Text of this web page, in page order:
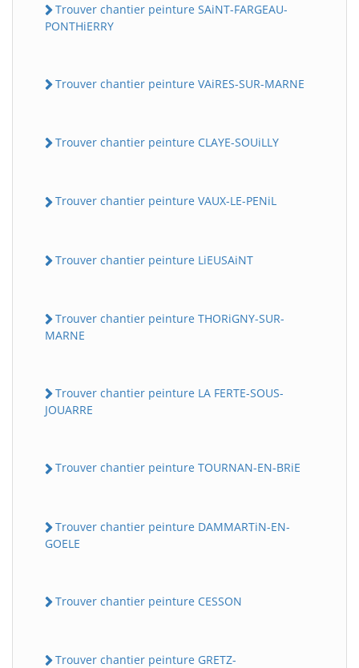
Trouver chantier peinture SAiNT-FARGEAU-
PONTHiERRY
Trouver chantier peinture VAiRES-SUR-MARNE
Trouver chantier peinture CLAYE-SOUiLLY
Trouver chantier peinture VAUX-LE-PENiL
Trouver chantier peinture LiEUSAiNT
Trouver chantier peinture THORiGNY-SUR-
MARNE
Trouver chantier peinture LA FERTE-SOUS-
JOUARRE
Trouver chantier peinture TOURNAN-EN-BRiE
Trouver chantier peinture DAMMARTiN-EN-
GOELE
Trouver chantier peinture CESSON
Trouver chantier peinture GRETZ-